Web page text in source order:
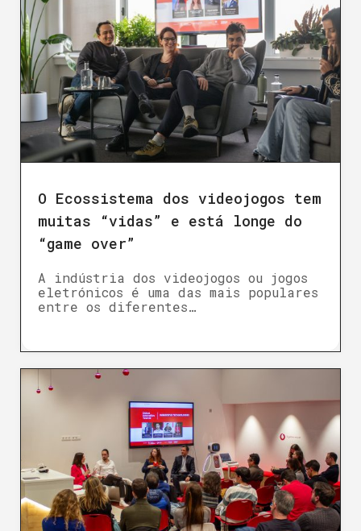
O Ecossistema dos videojogos tem
muitas “vidas” e está longe do
“game over”
A indústria dos videojogos ou jogos
eletrónicos é uma das mais populares
entre os diferentes…